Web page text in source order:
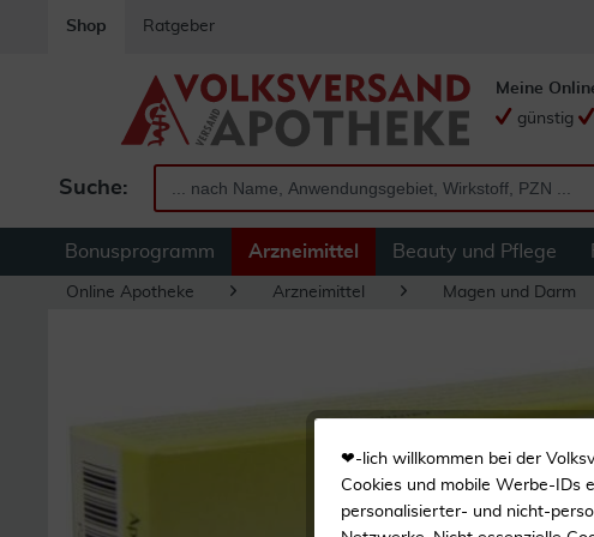
Shop Ratgeber
Suche:
Meine
günstig
Bonusprogramm Arzneimittel Beauty und Pflege
Online Apotheke Arzneimittel Magen und Darm
❤-lich willkommen bei der
Cookies und mobile Werbe-IDs
personalisierter- und nicht-